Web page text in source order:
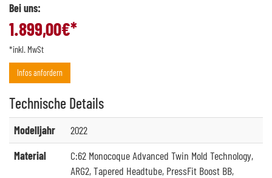
Bei uns:
1.899,00€*
*inkl. MwSt
Infos anfordern
Technische Details
Modelljahr
2022
Material
C:62 Monocoque Advanced Twin Mold Technology,
ARG2, Tapered Headtube, PressFit Boost BB,